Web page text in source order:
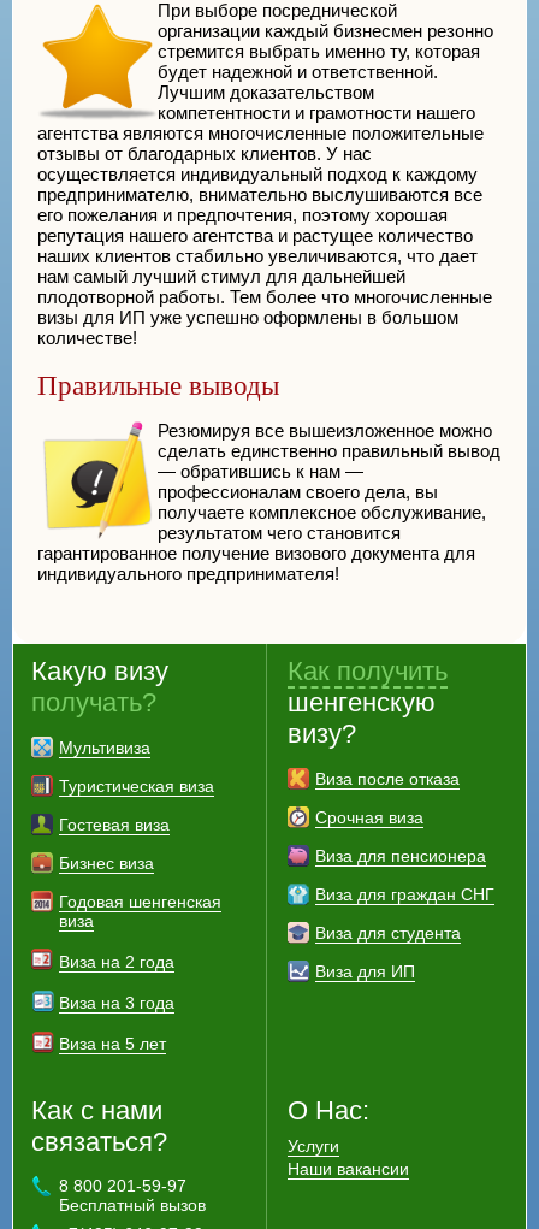
При выборе посреднической
организации каждый бизнесмен резонно
стремится выбрать именно ту, которая
будет надежной и ответственной.
Лучшим доказательством
компетентности и грамотности нашего
агентства являются многочисленные положительные
отзывы от благодарных клиентов. У нас
осуществляется индивидуальный подход к каждому
предпринимателю, внимательно выслушиваются все
его пожелания и предпочтения, поэтому хорошая
репутация нашего агентства и растущее количество
наших клиентов стабильно увеличиваются, что дает
нам самый лучший стимул для дальнейшей
плодотворной работы. Тем более что многочисленные
визы для ИП уже успешно оформлены в большом
количестве!
Правильные выводы
Резюмируя все вышеизложенное можно
сделать единственно правильный вывод
— обратившись к нам —
профессионалам своего дела, вы
получаете комплексное обслуживание,
результатом чего становится
гарантированное получение визового документа для
индивидуального предпринимателя!
Какую визу
получать?
Мультивиза
Туристическая виза
Гостевая виза
Бизнес виза
Годовая шенгенская
виза
Виза на 2 года
Виза на 3 года
Виза на 5 лет
Как получить
шенгенскую
визу?
Виза после отказа
Срочная виза
Виза для пенсионера
Виза для граждан СНГ
Виза для студента
Виза для ИП
Как с нами
связаться?
8 800 201-59-97
Бесплатный вызов
О Нас:
Услуги
Наши вакансии